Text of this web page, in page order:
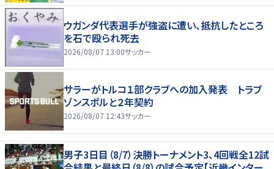
ウガンダ代表選手が強盗に遭い、抵抗したところ
を石で殴られ死去
2026/08/07 13:00サッカー
サラーがトルコ１部クラブへの加入発表 トラブ
ゾンスポルと２年契約
2026/08/07 12:43サッカー
男子3日目（8/7）決勝トーナメント3、4回戦全12試